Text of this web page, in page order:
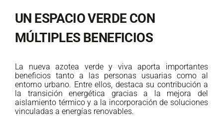
UN ESPACIO VERDE CON
MÚLTIPLES BENEFICIOS
La nueva azotea verde y viva aporta importantes
beneficios tanto a las personas usuarias como al
entorno urbano. Entre ellos, destaca su contribución a
la transición energética gracias a la mejora del
aislamiento térmico y a la incorporación de soluciones
vinculadas a energías renovables.